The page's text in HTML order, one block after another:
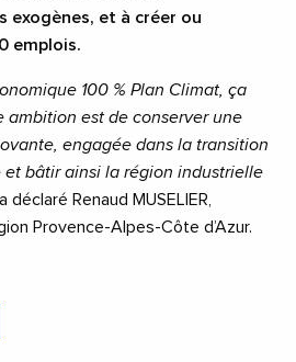
exogènes, et à créer ou
emplois.
100 % Plan Climat, ça
ambition est de conserver une
engagée dans la transition
bâtir ainsi la région industrielle
déclaré Renaud MUSELIER,
Provence-Alpes-Côte d’Azur.